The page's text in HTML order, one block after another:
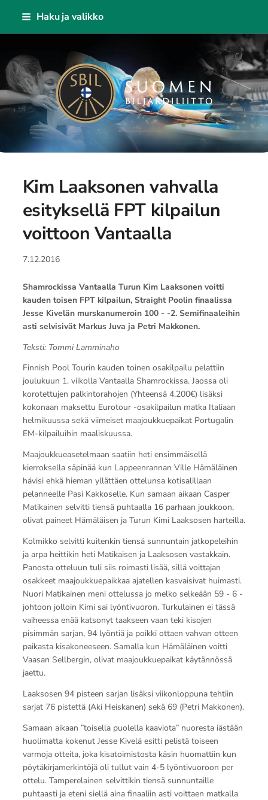
Siirry
Haku ja valikko
Suomen Biljardiliitto ry
Kim Laaksonen vahvalla
esityksellä FPT kilpailun
voittoon Vantaalla
7.12.2016
Shamrockissa Vantaalla Turun Kim Laaksonen voitti
kauden toisen FPT kilpailun, Straight Poolin finaalissa
Jesse Kivelän murskanumeroin 100 - -2. Semifinaaleihin
asti selvisivät Markus Juva ja Petri Makkonen.
Teksti: Tommi Lamminaho
Finnish Pool Tourin kauden toinen osakilpailu pelattiin
joulukuun 1. viikolla Vantaalla Shamrockissa. Jaossa oli
korotettujen palkintorahojen (Yhteensä 4.200€) lisäksi
kokonaan maksettu Eurotour -osakilpailun matka Italiaan
helmikuussa sekä viimeiset maajoukkuepaikat Portugalin
EM-kilpailuihin maaliskuussa.
Maajoukkueasetelmaan saatiin heti ensimmäisellä
kierroksella säpinää kun Lappeenrannan Ville Hämäläinen
hävisi ehkä hieman yllättäen ottelunsa kotisalillaan
pelanneelle Pasi Kakkoselle. Kun samaan aikaan Casper
Matikainen selvitti tiensä puhtaalla 16 parhaan joukkoon,
olivat paineet Hämäläisen ja Turun Kimi Laaksosen harteilla.
Kolmikko selvitti kuitenkin tiensä sunnuntain jatkopeleihin
ja arpa heittikin heti Matikaisen ja Laaksosen vastakkain.
Panosta otteluun tuli siis roimasti lisää, sillä voittajan
osakkeet maajoukkuepaikkaa ajatellen kasvaisivat huimasti.
Nuori Matikainen meni ottelussa jo melko selkeään 59 - 6 -
johtoon jolloin Kimi sai lyöntivuoron. Turkulainen ei tässä
vaiheessa enää katsonyt taakseen vaan teki kisojen
pisimmän sarjan, 94 lyöntiä ja poikki ottaen vahvan otteen
paikasta kisakoneeseen. Samalla kun Hämäläinen voitti
Vaasan Sellbergin, olivat maajoukkuepaikat käytännössä
jaettu.
Laaksosen 94 pisteen sarjan lisäksi viikonloppuna tehtiin
sarjat 76 pistettä (Aki Heiskanen) sekä 69 (Petri Makkonen).
Samaan aikaan ”toisella puolella kaaviota” nuoresta iästään
huolimatta kokenut Jesse Kivelä esitti pelistä toiseen
varmoja otteita, joka kisatoimistosta käsin huomattiin kun
pöytäkirjamerkintöjä oli tullut vain 4-5 lyöntivuoroon per
ottelu. Tamperelainen selvittikin tiensä sunnuntaille
puhtaasti ja eteni siellä aina finaaliin asti voittaen matkalla